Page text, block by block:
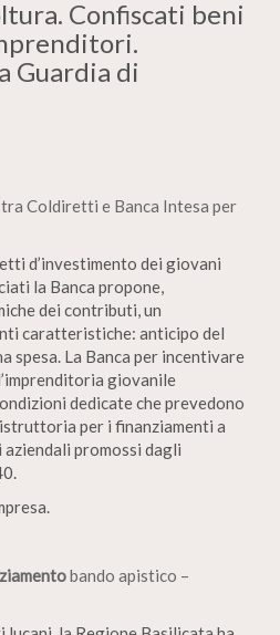
Confiscati beni
Guardia di
Coldiretti e Banca Intesa per
d’investimento dei giovani
la Banca propone,
dei contributi, un
caratteristiche: anticipo del
spesa. La Banca per incentivare
giovanile
dedicate che prevedono
per i finanziamenti a
promossi dagli
bando apistico –